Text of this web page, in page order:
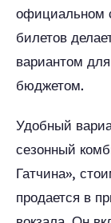
официальном
билетов
вариантом
бюджетом.
Удобный
сезонный
Гатчина»,
продается в